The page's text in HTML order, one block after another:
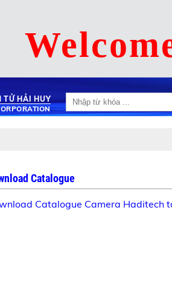
TỬ HẢI HUY
Catalogue
Catalogue Camera Haditech